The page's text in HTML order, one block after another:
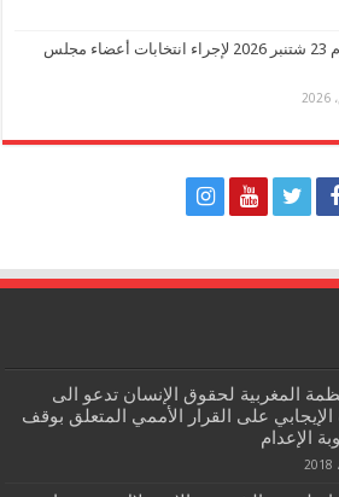
تحديد يوم 23 شتنبر 2026 لإجراء انتخابات أعضاء مجلس
المغربية لحقوق الإنسان تدعو الى
على القرار الأممي المتعلق بوقف
الإعدام